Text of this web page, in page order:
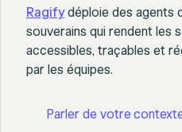
Ragifydéploie des agents
souverains qui rendent les
accessibles, traçables et
par les équipes.
Parler de votre